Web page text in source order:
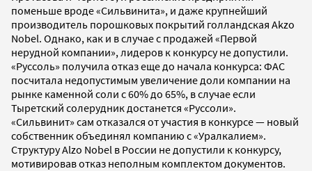
поменьше вроде «Сильвинита», и даже крупнейший
производитель порошковых покрытий голландская Akzo
Nobel. Однако, как и в случае с продажей «Первой
нерудной компании», лидеров к конкурсу не допустили.
«Руссоль» получила отказ еще до начала конкурса: ФАС
посчитала недопустимым увеличение доли компании на
рынке каменной соли с 60% до 65%, в случае если
Тыретский солерудник достанется «Руссоли».
«Сильвинит» сам отказался от участия в конкурсе — новый
собственник объединял компанию с «Уралкалием».
Структуру Alzo Nobel в России не допустили к конкурсу,
мотивировав отказ неполным комплектом документов.